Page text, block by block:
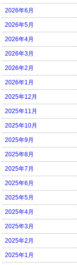
2026年6月
2026年5月
2026年4月
2026年3月
2026年2月
2026年1月
2025年12月
2025年11月
2025年10月
2025年9月
2025年8月
2025年7月
2025年6月
2025年5月
2025年4月
2025年3月
2025年2月
2025年1月